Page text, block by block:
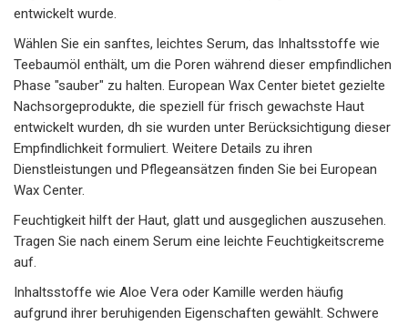
entwickelt wurde.
Wählen Sie ein sanftes, leichtes Serum, das Inhaltsstoffe wie
Teebaumöl enthält, um die Poren während dieser empfindlichen
Phase "sauber" zu halten. European Wax Center bietet gezielte
Nachsorgeprodukte, die speziell für frisch gewachste Haut
entwickelt wurden, dh sie wurden unter Berücksichtigung dieser
Empfindlichkeit formuliert. Weitere Details zu ihren
Dienstleistungen und Pflegeansätzen finden Sie bei European
Wax Center.
Feuchtigkeit hilft der Haut, glatt und ausgeglichen auszusehen.
Tragen Sie nach einem Serum eine leichte Feuchtigkeitscreme
auf.
Inhaltsstoffe wie Aloe Vera oder Kamille werden häufig
aufgrund ihrer beruhigenden Eigenschaften gewählt. Schwere